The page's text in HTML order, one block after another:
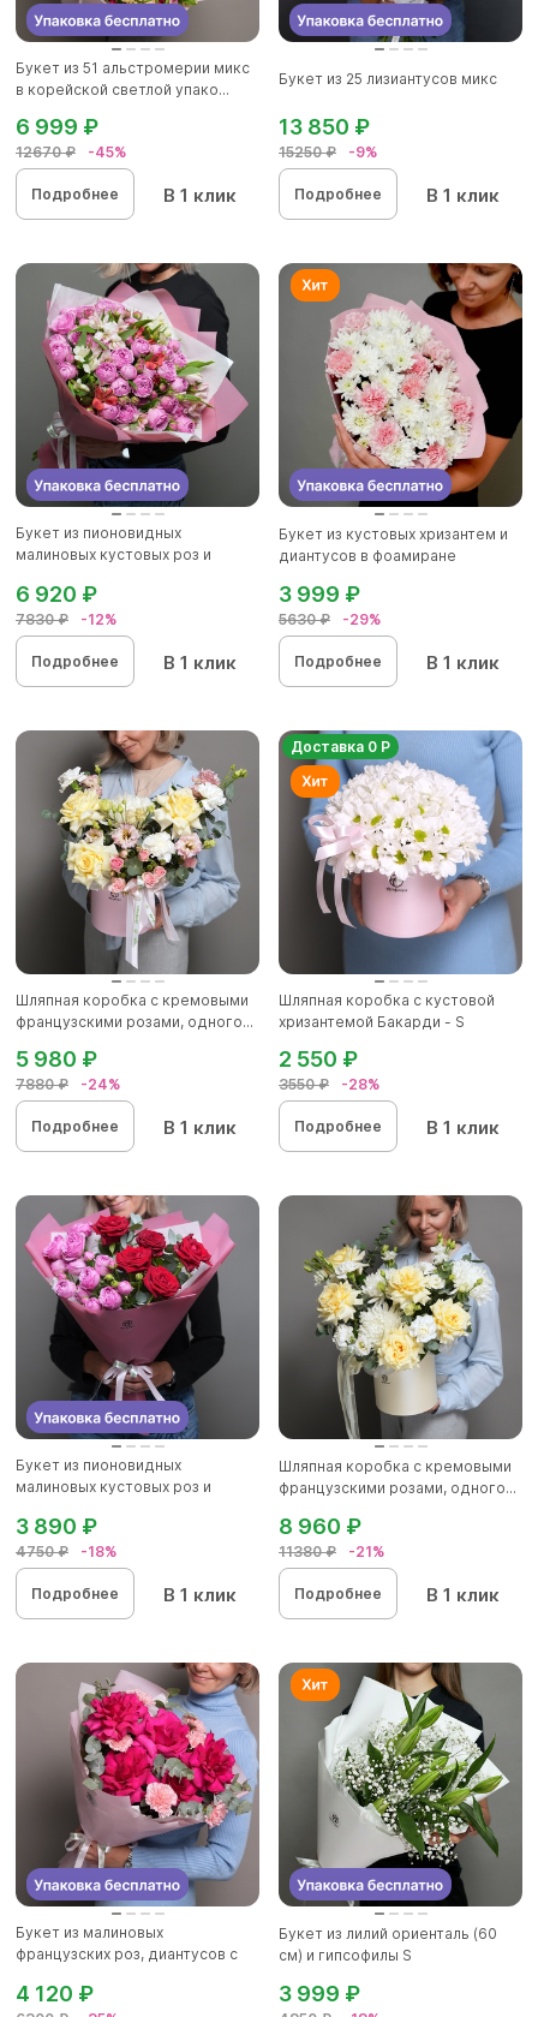
Букет из 51 альстромерии микс
в корейской светлой упако...
12670 ₽ -45%
6 999 ₽
Подробнее В 1 клик
Букет из 25 лизиантусов микс
15250 ₽ -9%
13 850 ₽
Подробнее В 1 клик
Букет из пионовидных
малиновых кустовых роз и
7830 ₽ -12%
6 920 ₽
Подробнее В 1 клик
Букет из кустовых хризантем и
диантусов в фоамиране
5630 ₽ -29%
3 999 ₽
Подробнее В 1 клик
Шляпная коробка с кремовыми
французскими розами, одного...
7880 ₽ -24%
5 980 ₽
Подробнее В 1 клик
Доставка 0 Р
Шляпная коробка с кустовой
хризантемой Бакарди - S
3550 ₽ -28%
2 550 ₽
Подробнее В 1 клик
Букет из пионовидных
малиновых кустовых роз и
4750 ₽ -18%
3 890 ₽
Подробнее В 1 клик
Шляпная коробка с кремовыми
французскими розами, одного...
11380 ₽ -21%
8 960 ₽
Подробнее В 1 клик
Букет из малиновых
французских роз, диантусов с
4 120 ₽
Букет из лилий ориенталь (60
см) и гипсофилы S
3 999 ₽